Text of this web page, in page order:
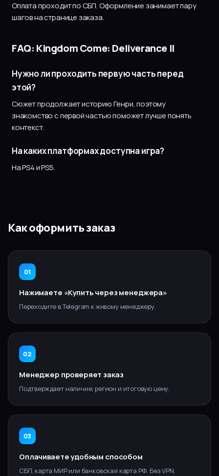
Оплата проходит по СБП. Оформление занимает пару
шагов на странице заказа.
FAQ: Kingdom Come: Deliverance II
Нужно ли проходить первую часть перед
этой?
Сюжет продолжает историю Генри, поэтому
знакомство с первой частью поможет лучше понять
контекст.
На каких платформах доступна игра?
На PS4 и PS5.
Как оформить заказ
01
Нажимаете «Купить через менеджера»
Переходите в Telegram к живому менеджеру.
02
Менеджер проверяет заказ
Подтверждает наличие, регион и итоговую цену.
03
Оплачиваете удобным способом
СБП, карта МИР или банковская карта РФ. Без VPN.